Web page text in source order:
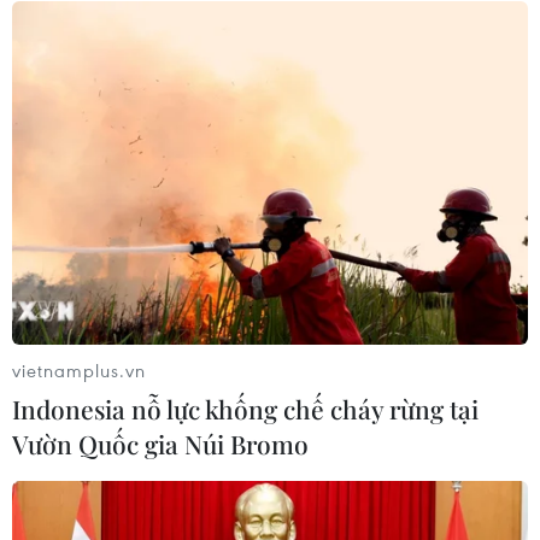
30/07/2026 08:15
Trao tặng 10 gia đình khó khăn điều
trị vô sinh hiếm muộn miễn phí 100%
30/07/2026 07:37
Xem thêm
CƠ QUAN CHỦ QUẢN: THÔNG TẤN XÃ VIỆT NAM
vietnamplus.vn
Indonesia nỗ lực khống chế cháy rừng tại
Vườn Quốc gia Núi Bromo